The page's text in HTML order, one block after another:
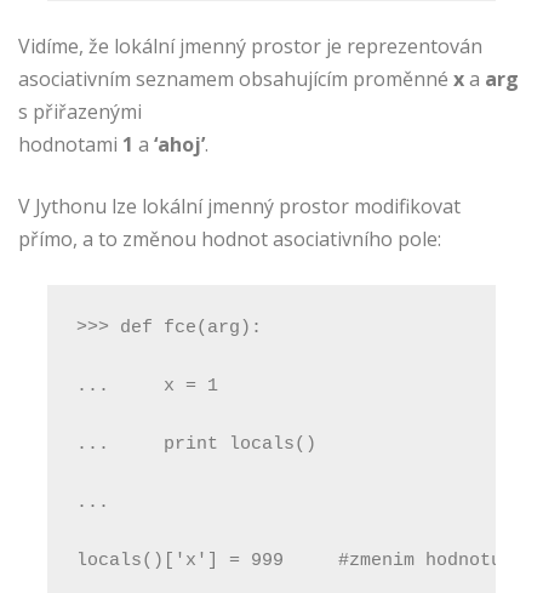
Vidíme, že lokální jmenný prostor je reprezentován
asociativním seznamem obsahujícím proměnné xa arg
s přiřazenými
hodnotami 1 a ‘ahoj’.
V Jythonu lze lokální jmenný prostor modifikovat
přímo, a to změnou hodnot asociativního pole:
>>> def fce(arg):
...     x = 1
...     print locals()
...
locals()['x'] = 999     #zmenim hodnotu